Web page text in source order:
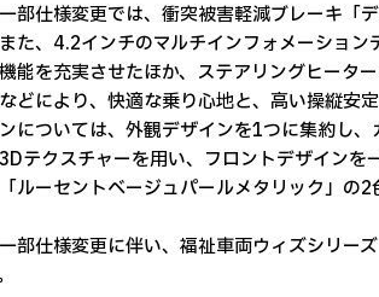
部仕様変更では、衝突被害軽減ブレーキ「
た、4.2インチのマルチインフォメーショ
能を充実させたほか、ステアリングヒータ
どにより、快適な乗り心地と、高い操縦安
については、外観デザインを1つに集約し
テクスチャーを用い、フロントデザイン
ルーセントベージュパールメタリック」の2
部仕様変更に伴い、福祉車両ウィズシリー